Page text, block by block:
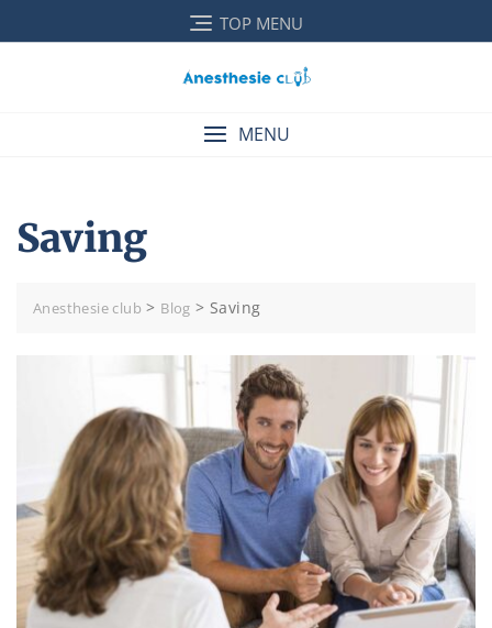
to
TOP MENU
MENU
Saving
Anesthesie club > Blog > Saving